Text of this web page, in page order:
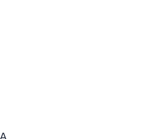
А